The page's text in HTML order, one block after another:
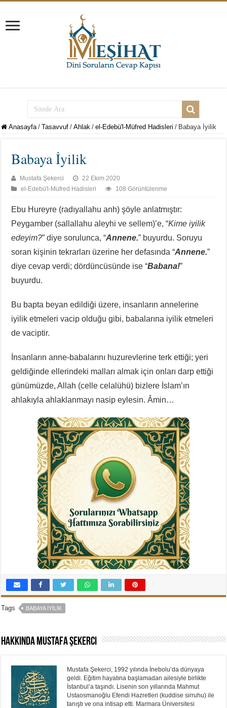
Anasayfa / Tasavvuf / Ahlak / el-Edebü'l-Müfred Hadisleri / Babaya İyilik
Babaya İyilik
Mustafa Şekerci
22 Ekim 2020
el-Edebü'l-Müfred Hadisleri
108 Görüntülenme
Ebu Hureyre (radıyallahu anh) şöyle anlatmıştır:
Peygamber (sallallahu aleyhi ve sellem)’e, “Kime iyilik
edeyim?” diye sorulunca, “Annene.” buyurdu. Soruyu
soran kişinin tekrarları üzerine her defasında “Annene.”
diye cevap verdi; dördüncüsünde ise “Babana!”
buyurdu.
Bu bapta beyan edildiği üzere, insanların annelerine
iyilik etmeleri vacip olduğu gibi, babalarına iyilik etmeleri
de vaciptir.
İnsanların anne-babalarını huzurevlerine terk ettiği; yeri
geldiğinde ellerindeki malları almak için onları darp ettiği
günümüzde, Allah (celle celalühü) bizlere İslam’ın
ahlakıyla ahlaklanmayı nasip eylesin. Âmin…
Tags BABAYA İYILIK
Hakkında Mustafa Şekerci
Mustafa Şekerci, 1992 yılında İnebolu’da dünyaya
geldi. Eğitim hayatına başlamadan ailesiyle birlikte
İstanbul’a taşındı. Lisenin son yıllarında Mahmut
Ustaosmanoğlu Efendi Hazretleri (kuddise sirruhu) ile
tanıştı ve ona intisap etti. Marmara Üniversitesi